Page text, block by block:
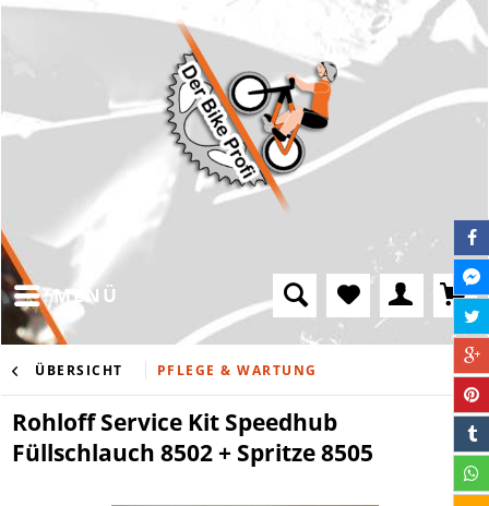
MENÜ
ÜBERSICHT PFLEGE & WARTUNG
Rohloff Service Kit Speedhub
Füllschlauch 8502 + Spritze 8505